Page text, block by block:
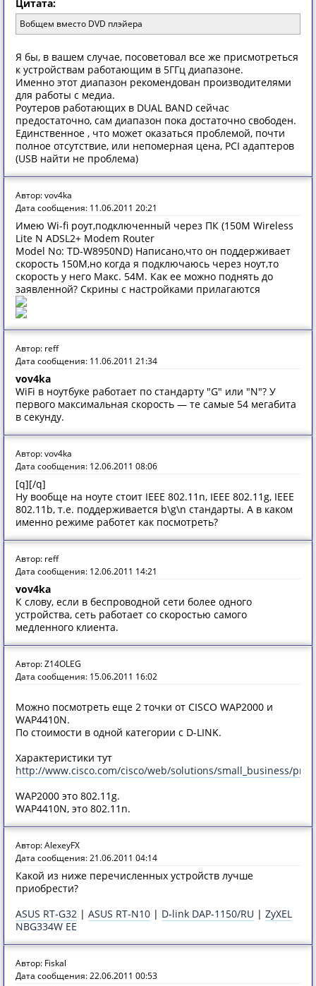
Цитата:
Вобщем вместо DVD плэйера
Я бы, в вашем случае, посоветовал все же присмотреться
к устройствам работающим в 5ГГц диапазоне.
Именно этот диапазон рекомендован производителями
для работы с медиа.
Роутеров работающих в DUAL BAND сейчас
предостаточно, сам диапазон пока достаточно свободен.
Единственное , что может оказаться проблемой, почти
полное отсутствие, или непомерная цена, PCI адаптеров
(USB найти не проблема)
Автор: vov4ka
Дата сообщения: 11.06.2011 20:21
Имею Wi-fi роут,подключенный через ПК (150M Wireless
Lite N ADSL2+ Modem Router
Model No: TD-W8950ND) Написано,что он поддерживает
скорость 150М,но когда я подключаюсь через ноут,то
скорость у него Макс. 54М. Как ее можно поднять до
заявленной? Скрины с настройками прилагаются
Автор: reff
Дата сообщения: 11.06.2011 21:34
vov4ka
WiFi в ноутбуке работает по стандарту "G" или "N"? У
первого максимальная скорость — те самые 54 мегабита
в секунду.
Автор: vov4ka
Дата сообщения: 12.06.2011 08:06
[q][/q]
Ну вообще на ноуте стоит IEEE 802.11n, IEEE 802.11g, IEEE
802.11b, т.е. поддерживается b\g\n стандарты. А в каком
именно режиме работет как посмотреть?
Автор: reff
Дата сообщения: 12.06.2011 14:21
vov4ka
К слову, если в беспроводной сети более одного
устройства, сеть работает со скоростью самого
медленного клиента.
Автор: Z14OLEG
Дата сообщения: 15.06.2011 16:02
Можно посмотреть еще 2 точки от CISCO WAP2000 и
WAP4410N.
По стоимости в одной категории с D-LINK.
Характеристики тут
http://www.cisco.com/cisco/web/solutions/small_business/
WAP2000 это 802.11g.
WAP4410N, это 802.11n.
Автор: AlexeyFX
Дата сообщения: 21.06.2011 04:14
Какой из ниже перечисленных устройств лучше
приобрести?
ASUS RT-G32 | ASUS RT-N10 | D-link DAP-1150/RU | ZyXEL
NBG334W EE
Автор: Fiskal
Дата сообщения: 22.06.2011 00:53